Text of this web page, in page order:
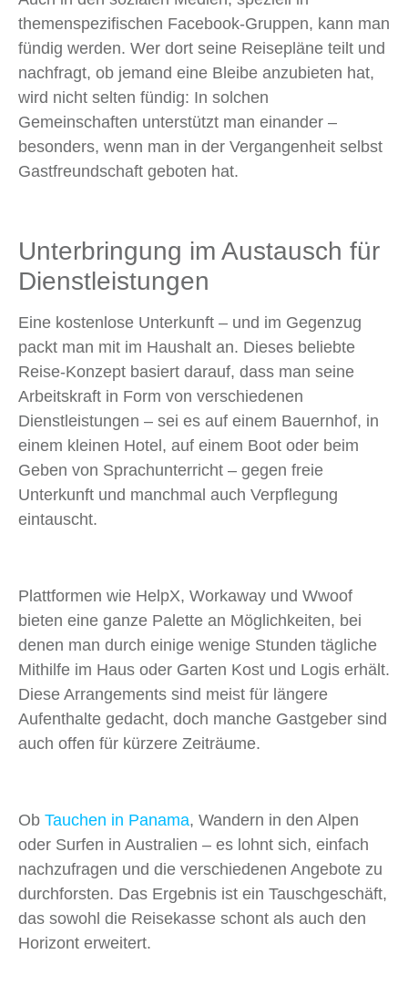
themenspezifischen Facebook-Gruppen, kann man
fündig werden. Wer dort seine Reisepläne teilt und
nachfragt, ob jemand eine Bleibe anzubieten hat,
wird nicht selten fündig: In solchen
Gemeinschaften unterstützt man einander –
besonders, wenn man in der Vergangenheit selbst
Gastfreundschaft geboten hat.
Unterbringung im Austausch für
Dienstleistungen
Eine kostenlose Unterkunft – und im Gegenzug
packt man mit im Haushalt an. Dieses beliebte
Reise-Konzept basiert darauf, dass man seine
Arbeitskraft in Form von verschiedenen
Dienstleistungen – sei es auf einem Bauernhof, in
einem kleinen Hotel, auf einem Boot oder beim
Geben von Sprachunterricht – gegen freie
Unterkunft und manchmal auch Verpflegung
eintauscht.
Plattformen wie HelpX, Workaway und Wwoof
bieten eine ganze Palette an Möglichkeiten, bei
denen man durch einige wenige Stunden tägliche
Mithilfe im Haus oder Garten Kost und Logis erhält.
Diese Arrangements sind meist für längere
Aufenthalte gedacht, doch manche Gastgeber sind
auch offen für kürzere Zeiträume.
Ob Tauchen in Panama, Wandern in den Alpen
oder Surfen in Australien – es lohnt sich, einfach
nachzufragen und die verschiedenen Angebote zu
durchforsten. Das Ergebnis ist ein Tauschgeschäft,
das sowohl die Reisekasse schont als auch den
Horizont erweitert.